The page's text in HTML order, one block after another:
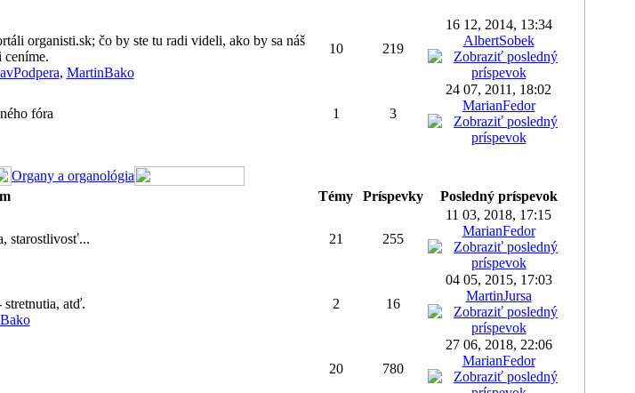
organisti.sk; čo by ste tu radi videli, ako by sa náš
, MartinBako
10 219
16 12, 2014, 13:34
AlbertSobek
fóra
1 3
24 07, 2011, 18:02
MarianFedor
Organy a organológia
Témy Príspevky
Posledný príspevok
starostlivosť...
21 255
11 03, 2018, 17:15
MarianFedor
atď.
2 16
04 05, 2015, 17:03
MartinJursa
20 780
27 06, 2018, 22:06
MarianFedor